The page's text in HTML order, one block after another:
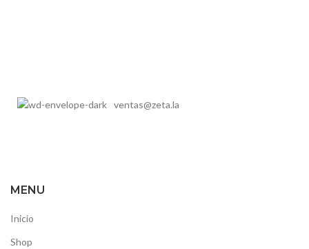
ventas@zeta.la
MENU
Inicio
Shop